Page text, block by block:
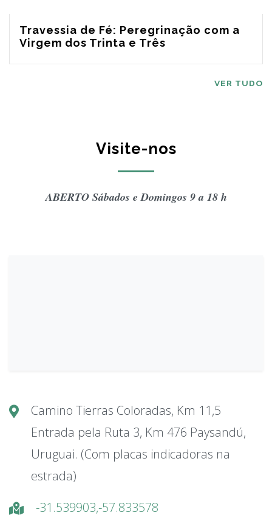
Travessia de Fé: Peregrinação com a
Virgem dos Trinta e Três
VER TUDO
Visite-nos
ABERTO Sábados e Domingos 9 a 18 h
Camino Tierras Coloradas, Km 11,5
Entrada pela Ruta 3, Km 476 Paysandú,
Uruguai. (Com placas indicadoras na
estrada)
-31.539903,-57.833578